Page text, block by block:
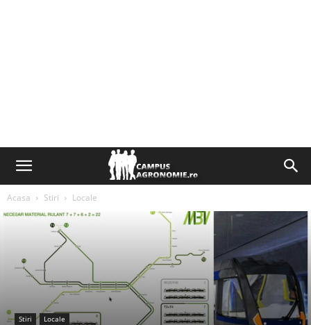
Acasa Stiri Locale
Stiri Locale